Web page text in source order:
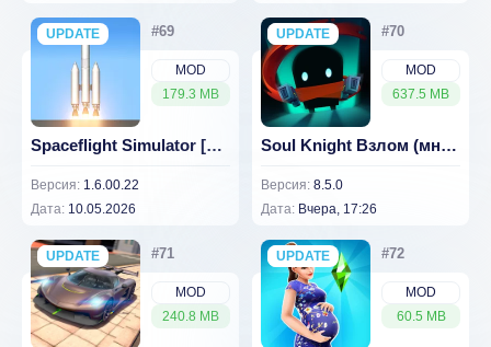
MOD
179.3 MB
UPDATE
NEW
Spaceflight Simulator [ВЗЛОМ: Всё разблокировано] 1.6.00.22
Версия: 1.6.00.22
Дата: 10.05.2026
MOD
637.5 MB
UPDATE
NEW
Soul Knight Взлом (много денег) v 8.5.0
Версия: 8.5.0
Дата: Вчера, 17:26
MOD
240.8 MB
UPDATE
NEW
MOD
60.5 MB
UPDATE
NEW